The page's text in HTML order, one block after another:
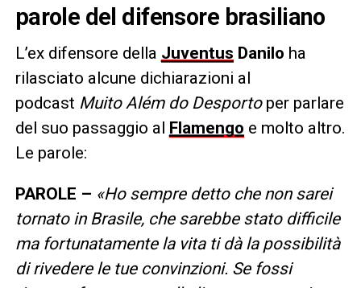
parole del difensore brasiliano
L’ex difensore della Juventus Danilo ha
rilasciato alcune dichiarazioni al
podcast Muito Além do Desportoper parlare
del suo passaggio al Flamengo e molto altro.
Le parole:
PAROLE – «Ho sempre detto che non sarei
tornato in Brasile, che sarebbe stato difficile
ma fortunatamente la vita ti dà la possibilità
di rivedere le tue convinzioni. Se fossi